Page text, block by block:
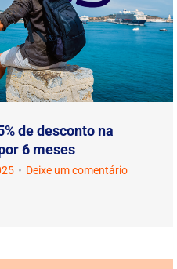
de desconto na
6 meses
Deixe um comentário